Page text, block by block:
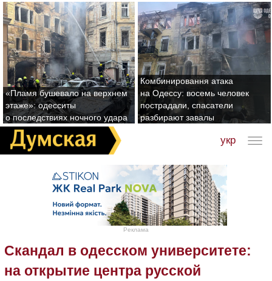
«Пламя бушевало на верхнем
этаже»: одесситы
о последствиях ночного удара
Комбинировання атака
на Одессу: восемь человек
пострадали, спасатели
разбирают завалы
укр
Реклама
Скандал в одесском университете:
на открытие центра русской